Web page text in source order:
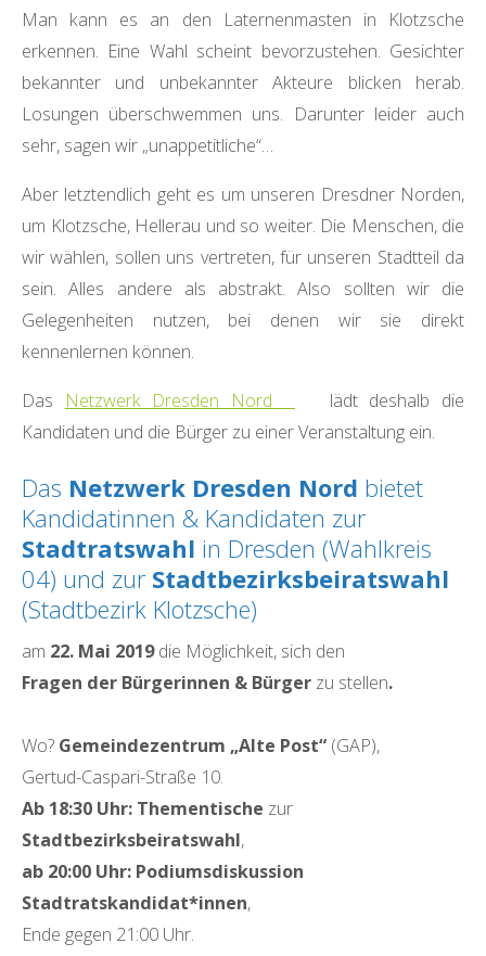
Man kann es an den Laternenmasten in Klotzsche
erkennen. Eine Wahl scheint bevorzustehen. Gesichter
bekannter und unbekannter Akteure blicken herab.
Losungen überschwemmen uns. Darunter leider auch
sehr, sagen wir „unappetitliche“…
Aber letztendlich geht es um unseren Dresdner Norden,
um Klotzsche, Hellerau und so weiter. Die Menschen, die
wir wählen, sollen uns vertreten, für unseren Stadtteil da
sein. Alles andere als abstrakt. Also sollten wir die
Gelegenheiten nutzen, bei denen wir sie direkt
kennenlernen können.
Das Netzwerk Dresden Nord
lädt deshalb die
Kandidaten und die Bürger zu einer Veranstaltung ein.
Das Netzwerk Dresden Nord bietet
Kandidatinnen & Kandidaten zur
Stadtratswahl in Dresden (Wahlkreis
04) und zur Stadtbezirksbeiratswahl
(Stadtbezirk Klotzsche)
am 22. Mai 2019die Möglichkeit, sich den
Fragen der Bürgerinnen & Bürger zu stellen.
Wo? Gemeindezentrum „Alte Post“ (GAP),
Gertud-Caspari-Straße 10.
Ab 18:30 Uhr: Thementische zur
Stadtbezirksbeiratswahl,
ab 20:00 Uhr: Podiumsdiskussion
Stadtratskandidat*innen,
Ende gegen 21:00 Uhr.